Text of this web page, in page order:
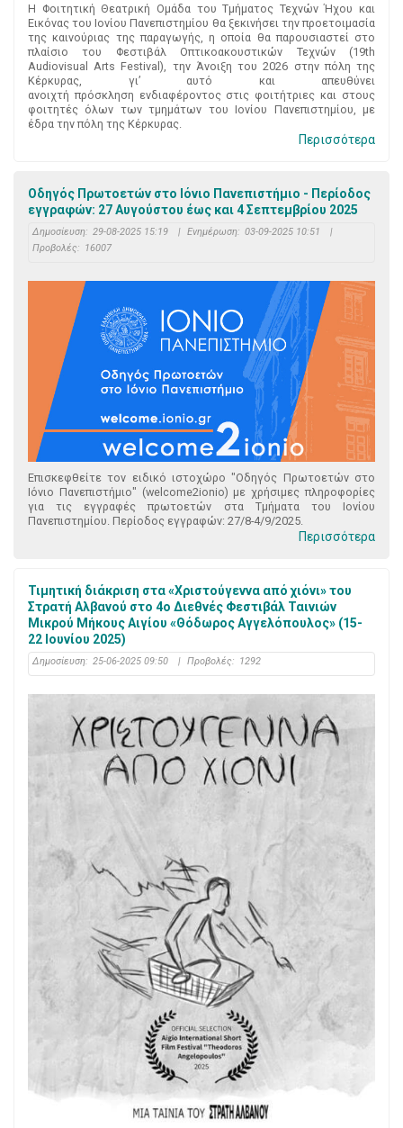
Η Φοιτητική Θεατρική Ομάδα του Τμήματος Τεχνών Ήχου και
Εικόνας του Ιονίου Πανεπιστημίου θα ξεκινήσει την προετοιμασία
της καινούριας της παραγωγής, η οποία θα παρουσιαστεί στο
πλαίσιο του Φεστιβάλ Οπτικοακουστικών Τεχνών (19th
Audiovisual Arts Festival), την Άνοιξη του 2026 στην πόλη της
Κέρκυρας, γι’ αυτό και απευθύνει
ανοιχτή πρόσκληση ενδιαφέροντος στις φοιτήτριες και στους
φοιτητές όλων των τμημάτων του Ιονίου Πανεπιστημίου, με
έδρα την πόλη της Κέρκυρας.
Περισσότερα
Οδηγός Πρωτοετών στο Ιόνιο Πανεπιστήμιο - Περίοδος
εγγραφών: 27 Αυγούστου έως και 4 Σεπτεμβρίου 2025
Δημοσίευση: 29-08-2025 15:19 | Ενημέρωση: 03-09-2025 10:51
|
Προβολές: 16007
Επισκεφθείτε τον ειδικό ιστοχώρο "Οδηγός Πρωτοετών στο
Ιόνιο Πανεπιστήμιο" (welcome2ionio) με χρήσιμες πληροφορίες
για τις εγγραφές πρωτοετών στα Τμήματα του Ιονίου
Πανεπιστημίου. Περίοδος εγγραφών: 27/8-4/9/2025.
Περισσότερα
Τιμητική διάκριση στα «Χριστούγεννα από χιόνι» του
Στρατή Αλβανού στο 4ο Διεθνές Φεστιβάλ Ταινιών
Μικρού Μήκους Αιγίου «Θόδωρος Αγγελόπουλος» (15-
22 Ιουνίου 2025)
Δημοσίευση: 25-06-2025 09:50 | Προβολές: 1292